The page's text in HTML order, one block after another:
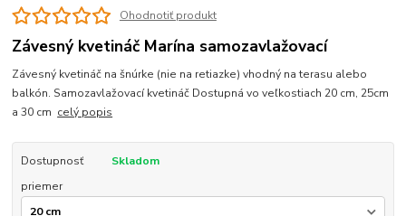
Ohodnotiť produkt
Závesný kvetináč Marína samozavlažovací
Závesný kvetináč na šnúrke (nie na retiazke) vhodný na terasu alebo
balkón. Samozavlažovací kvetináč Dostupná vo veľkostiach 20 cm, 25cm
a 30 cm celý popis
Dostupnosť
Skladom
priemer